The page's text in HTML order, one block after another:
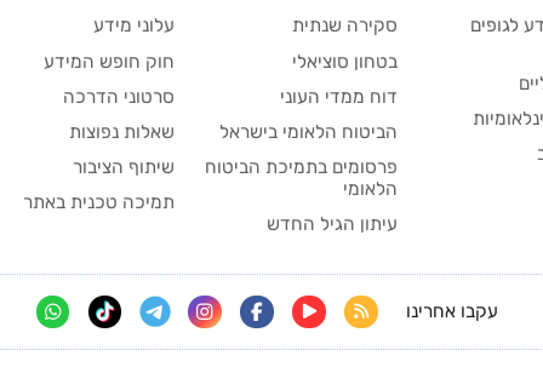
לגופים
סקירה שנתית
בטחון סוציאלי
דוח ממדי העוני
הביטוח הלאומי בישראל
פרסומים בתמיכת הביטוח
הלאומי
עיתון הגיל החדש
עלוני מידע
חוק חופש המידע
סרטוני הדרכה
שאלות נפוצות
שיתוף הציבור
תמיכה טכנית באתר
עקבו אחרינו